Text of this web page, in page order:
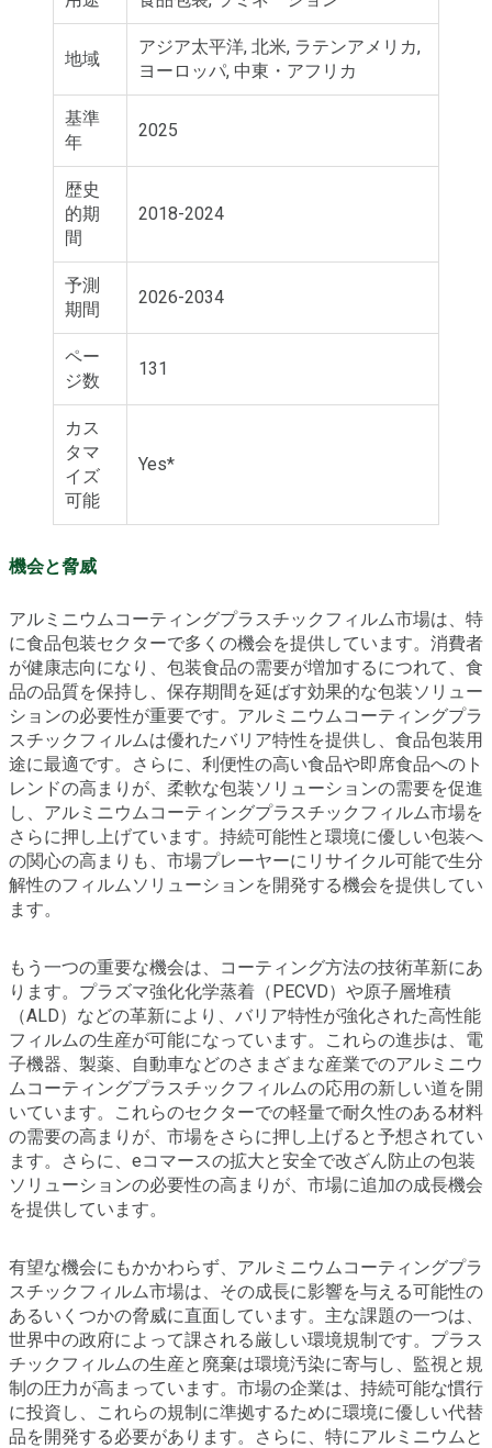
地域
アジア太平洋, 北米, ラテンアメリカ,
ヨーロッパ, 中東・アフリカ
基準
年
2025
歴史
的期
間
2018-2024
予測
期間
2026-2034
ペー
ジ数
131
カス
タマ
イズ
可能
Yes*
機会と脅威
アルミニウムコーティングプラスチックフィルム市場は、特
に食品包装セクターで多くの機会を提供しています。消費者
が健康志向になり、包装食品の需要が増加するにつれて、食
品の品質を保持し、保存期間を延ばす効果的な包装ソリュー
ションの必要性が重要です。アルミニウムコーティングプラ
スチックフィルムは優れたバリア特性を提供し、食品包装用
途に最適です。さらに、利便性の高い食品や即席食品へのト
レンドの高まりが、柔軟な包装ソリューションの需要を促進
し、アルミニウムコーティングプラスチックフィルム市場を
さらに押し上げています。持続可能性と環境に優しい包装へ
の関心の高まりも、市場プレーヤーにリサイクル可能で生分
解性のフィルムソリューションを開発する機会を提供してい
ます。
もう一つの重要な機会は、コーティング方法の技術革新にあ
ります。プラズマ強化化学蒸着（PECVD）や原子層堆積
（ALD）などの革新により、バリア特性が強化された高性能
フィルムの生産が可能になっています。これらの進歩は、電
子機器、製薬、自動車などのさまざまな産業でのアルミニウ
ムコーティングプラスチックフィルムの応用の新しい道を開
いています。これらのセクターでの軽量で耐久性のある材料
の需要の高まりが、市場をさらに押し上げると予想されてい
ます。さらに、eコマースの拡大と安全で改ざん防止の包装
ソリューションの必要性の高まりが、市場に追加の成長機会
を提供しています。
有望な機会にもかかわらず、アルミニウムコーティングプラ
スチックフィルム市場は、その成長に影響を与える可能性の
あるいくつかの脅威に直面しています。主な課題の一つは、
世界中の政府によって課される厳しい環境規制です。プラス
チックフィルムの生産と廃棄は環境汚染に寄与し、監視と規
制の圧力が高まっています。市場の企業は、持続可能な慣行
に投資し、これらの規制に準拠するために環境に優しい代替
品を開発する必要があります。さらに、特にアルミニウムと